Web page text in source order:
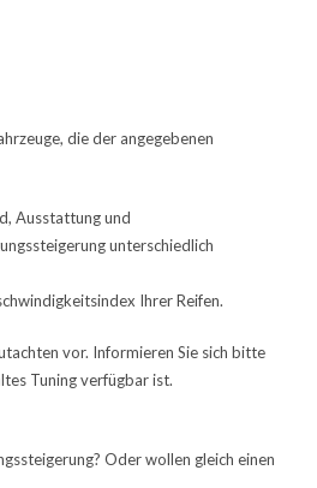
die der angegebenen
Ausstattung und
unterschiedlich
Ihrer Reifen.
vor. Informieren Sie sich bitte
Tuning verfügbar ist.
Oder wollen gleich einen